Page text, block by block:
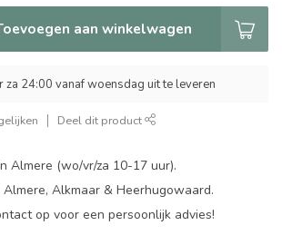
aan winkelwagen
za 24:00 vanaf woensdag uit te leveren
Deel dit product
Almere (wo/vr/za 10-17 uur).
Alkmaar & Heerhugowaard.
op voor een persoonlijk advies!